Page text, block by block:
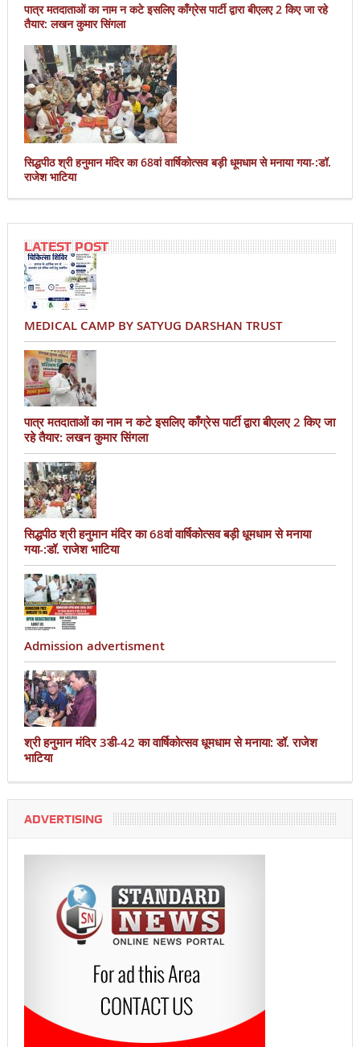
पात्र मतदाताओं का नाम न कटे इसलिए काँग्रेस पार्टी द्वारा बीएलए 2 किए जा रहे
तैयार: लखन कुमार सिंगला
सिद्धपीठ श्री हनुमान मंदिर का 68वां वार्षिकोत्सव बड़ी धूमधाम से मनाया गया-:डॉ.
राजेश भाटिया
LATEST POST
MEDICAL CAMP BY SATYUG DARSHAN TRUST
पात्र मतदाताओं का नाम न कटे इसलिए काँग्रेस पार्टी द्वारा बीएलए 2 किए जा
रहे तैयार: लखन कुमार सिंगला
सिद्धपीठ श्री हनुमान मंदिर का 68वां वार्षिकोत्सव बड़ी धूमधाम से मनाया
गया-:डॉ. राजेश भाटिया
Admission advertisment
श्री हनुमान मंदिर 3डी-42 का वार्षिकोत्सव धूमधाम से मनाया: डॉ. राजेश
भाटिया
ADVERTISING